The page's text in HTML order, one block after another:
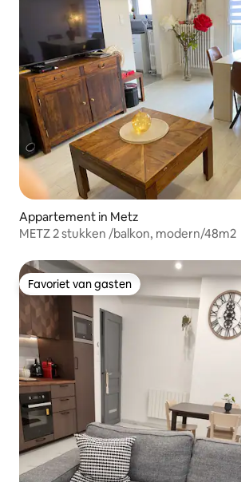
Appartement in Metz
METZ 2 stukken /balkon, modern/48m2
Favoriet van gasten
Favoriet van gasten